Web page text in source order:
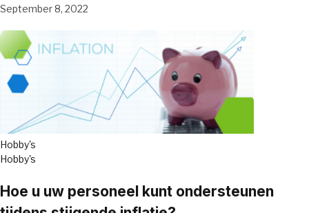
September 8, 2022
Hobby's
Hobby's
Hoe u uw personeel kunt ondersteunen